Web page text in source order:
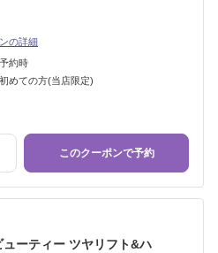
の詳細
予約時
初めての方(当店限定)
このクーポンで予約
ューティー ツヤリフト&ハ